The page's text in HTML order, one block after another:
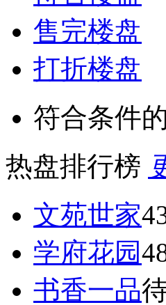
售完楼盘
打折楼盘
符合条件
热盘排行榜
文苑世家
学府花园
书香一品